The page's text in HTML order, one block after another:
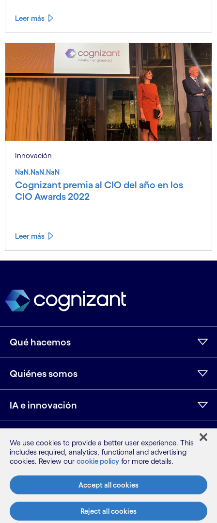
Leer más
Innovación
NaN.NaN.NaN
Cognizant premia al CIO del año en los
CIO Awards 2022
Leer más
Qué hacemos
Quiénes somos
IA e innovación
LinkedInFacebook
Instagram
Youtube
Mapa del sitio
We use cookies to provide a better user experience. This
includes required, analytics, functional and advertising
cookies. Review our cookie policy for more details.
Accept all cookies
Reject all cookies